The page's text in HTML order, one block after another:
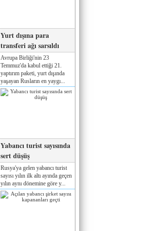
Yurt dışına para
transferi ağı sarsıldı
Avrupa Birliği'nin 23
Temmuz'da kabul ettiği 21.
yaptırım paketi, yurt dışında
yaşayan Rusların en yaygı...
Yabancı turist sayısında
sert düşüş
Rusya'ya gelen yabancı turist
sayısı yılın ilk altı ayında geçen
yılın aynı dönemine göre y...